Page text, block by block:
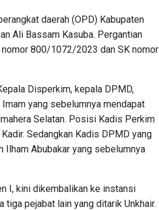
daerah (OPD) Kabupaten
Ali Bassam Kasuba. Pergantian
800/1072/2023 dan SK nomor
Disperkim, kepala DPMD,
yang sebelumnya mendapat
Selatan. Posisi Kadis Perkim
Sedangkan Kadis DPMD yang
Ilham Abubakar yang sebelumnya
I, kini dikembalikan ke instansi
tiga pejabat lain yang ditarik Unkhair.